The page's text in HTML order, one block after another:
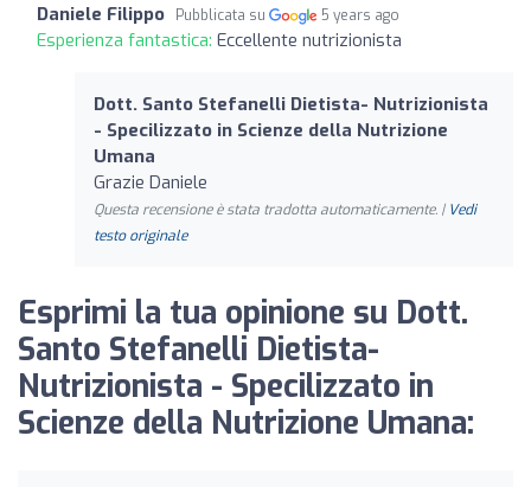
Daniele Filippo Pubblicata su 5 years ago
Esperienza fantastica: Eccellente nutrizionista
Dott. Santo Stefanelli Dietista- Nutrizionista
- Specilizzato in Scienze della Nutrizione
Umana
Grazie Daniele
Questa recensione è stata tradotta automaticamente. | Vedi
testo originale
Esprimi la tua opinione su Dott.
Santo Stefanelli Dietista-
Nutrizionista - Specilizzato in
Scienze della Nutrizione Umana: